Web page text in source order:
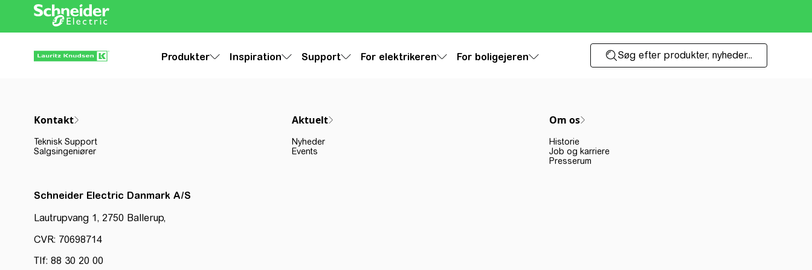
Produkter Inspiration Support For elektrikeren For boligejeren Søg efter produkter, nyheder...
Kontakt
Teknisk Support
Salgsingeniører
Aktuelt
Nyheder
Events
Om os
Historie
Job og karriere
Presserum
Schneider Electric Danmark A/S
Lautrupvang 1, 2750 Ballerup,
CVR: 70698714
Tlf: 88 30 20 00